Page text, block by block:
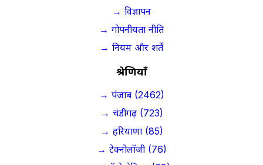
→ विज्ञापन
→ गोपनीयता नीति
→ नियम और शर्तें
श्रेणियाँ
→ पंजाब (2462)
→ चंडीगढ़ (723)
→ हरियाणा (85)
→ टेक्नोलॉजी (76)